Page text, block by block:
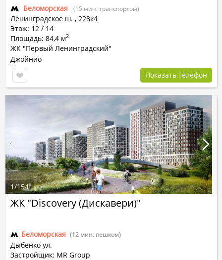
Беломорская (15 мин. транспортом)
Ленинградское ш. , 228к4
Этаж: 12 / 14
Площадь: 84,4 м2
ЖК "Первый Ленинградский"
Джойнио
Показать телефон
ЖК "Discovery (Дискавери)"
Беломорская (12 мин. пешком)
Дыбенко ул.
Застройщик: MR Group
1/154